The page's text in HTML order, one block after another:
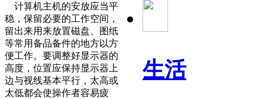
生活
计算机主机的安放应当平
稳，保留必要的工作空间，
留出来用来放置磁盘、图纸
等常用备品备件的地方以方
便工作。要调整好显示器的
高度，位置应保持显示器上
边与视线基本平行，太高或
太低都会使操作者容易疲